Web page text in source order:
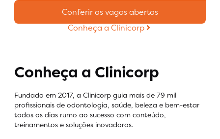
Conferir as vagas abertas
Conheça a Clinicorp
Conheça a Clinicorp
Fundada em 2017, a Clinicorp guia mais de 79 mil
profissionais de odontologia, saúde, beleza e bem-estar
todos os dias rumo ao sucesso com conteúdo,
treinamentos e soluções inovadoras.